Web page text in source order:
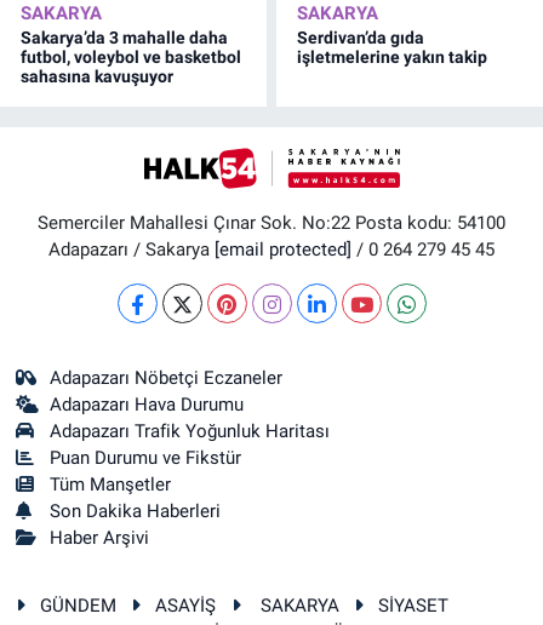
SAKARYA
Sakarya’da 3 mahalle daha
futbol, voleybol ve basketbol
sahasına kavuşuyor
SAKARYA
Serdivan’da gıda
işletmelerine yakın takip
Semerciler Mahallesi Çınar Sok. No:22 Posta kodu: 54100
Adapazarı / Sakarya [email protected] / 0 264 279 45 45
Adapazarı Nöbetçi Eczaneler
Adapazarı Hava Durumu
Adapazarı Trafik Yoğunluk Haritası
Puan Durumu ve Fikstür
Tüm Manşetler
Son Dakika Haberleri
Haber Arşivi
GÜNDEM ASAYİŞ SAKARYA
SİYASET